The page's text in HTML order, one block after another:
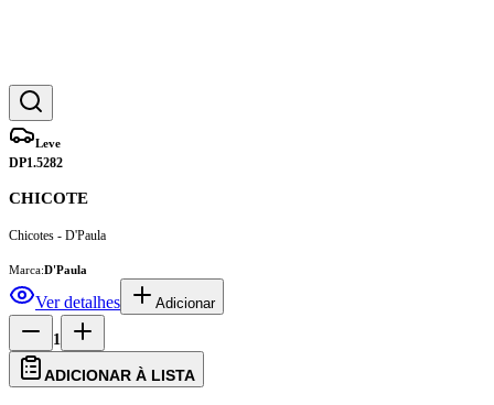
Leve
DP1.5282
CHICOTE
Chicotes - D'Paula
Marca:D'Paula
Ver detalhes Adicionar
1
ADICIONAR À LISTA